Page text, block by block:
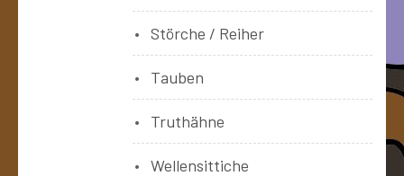
Störche / Reiher
Tauben
Truthähne
Wellensittiche